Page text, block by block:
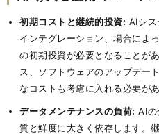
初期コストと継続的投資: AIシス
インテグレーション、場合によ
の初期投資が必要となることが
ス、ソフトウェアのアップデー
なコストも考慮に入れる必要が
データメンテナンスの負荷: AIの
質と鮮度に大きく依存します。